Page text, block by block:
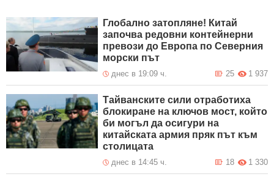
Глобално затопляне! Китай
започва редовни контейнерни
превози до Европа по Северния
морски път
днес в 19:09 ч. 1 937
25
Тайванските сили отработиха
блокиране на ключов мост, който
би могъл да осигури на
китайската армия пряк път към
столицата
днес в 14:45 ч. 1 330
18